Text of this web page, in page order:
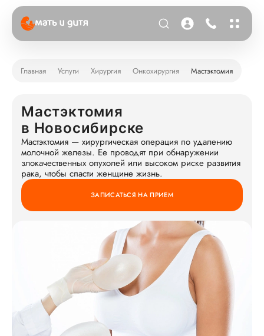
Главная Услуги Хирургия Онкохирургия Мастэктомия
Мастэктомия
в Новосибирске
Мастэктомия — хирургическая операция по удалению
молочной железы. Ее проводят при обнаружении
злокачественных опухолей или высоком риске развития
рака, чтобы спасти женщине жизнь.
ЗАПИСАТЬСЯ НА ПРИЕМ